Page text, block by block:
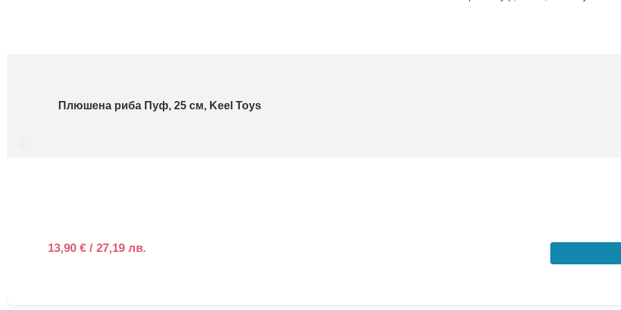
Плюшена риба Пуф, 25 см, Keel Toys
13,90€ / 27,19 лв.